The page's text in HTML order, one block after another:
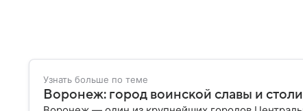
Узнать больше по теме
Воронеж: город воинской славы и